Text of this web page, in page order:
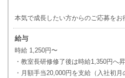
本気で成長したい方からのご応募をお
給与
時給 1,250円〜
・教室長研修修了後は時給1,350円へ
・月額手当20,000円を支給（入社初月